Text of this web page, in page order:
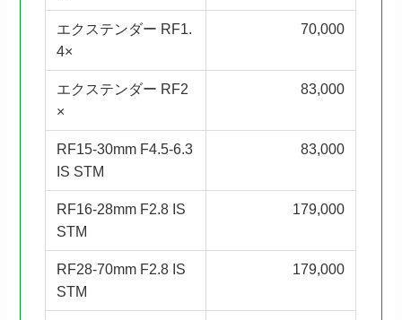
エクステンダー RF1.
4×
70,000
エクステンダー RF2
×
83,000
RF15-30mm F4.5-6.3
IS STM
83,000
RF16-28mm F2.8 IS
STM
179,000
RF28-70mm F2.8 IS
STM
179,000